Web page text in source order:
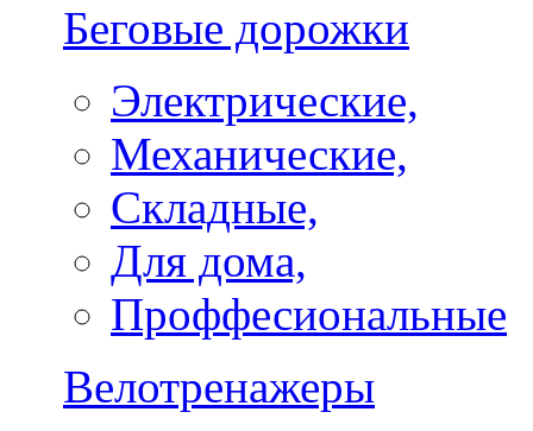
Беговые дорожки
Электрические,
Механические,
Складные,
Для дома,
Проффесиональные
Велотренажеры